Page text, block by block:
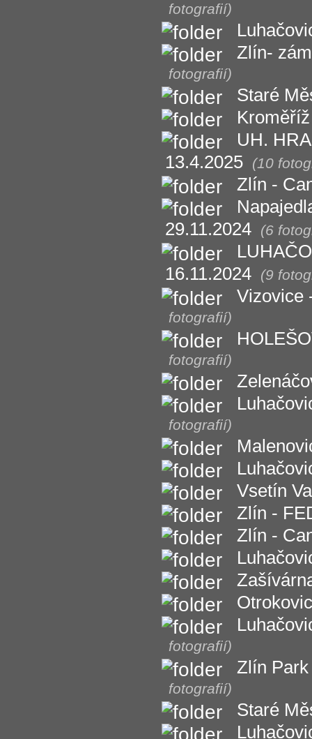
fotografií)
Zlín-
fotografií)
Staré
UH.
13.4.2025
(10
Zlín -
29.11.2024
(6
16.11.2024
(9
Vizovice
fotografií)
fotografií)
fotografií)
Vsetín
Zlín -
Zlín -
fotografií)
Zlín
fotografií)
Staré